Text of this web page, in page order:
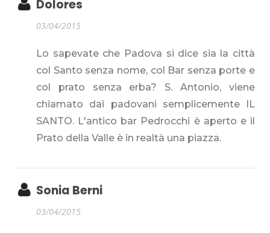
Dolores
03/04/2015
Lo sapevate che Padova si dice sia la città
col Santo senza nome, col Bar senza porte e
col prato senza erba? S. Antonio, viene
chiamato dai padovani semplicemente IL
SANTO. L'antico bar Pedrocchi è aperto e il
Prato della Valle è in realtà una piazza.
Sonia Berni
03/04/2015